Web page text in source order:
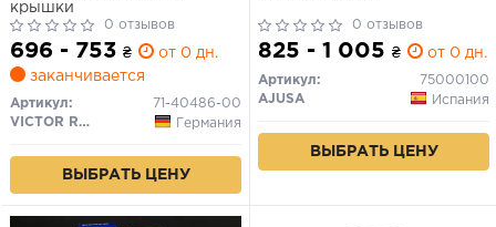
крышки
0 отзывов
696 - 753 ₴
от 0 дн.
заканчивается
Артикул:
71-40486-00
VICTOR REINZ
Германия
ВЫБРАТЬ ЦЕНУ
0 отзывов
825 - 1 005 ₴ от 0 дн.
Артикул:
75000100
AJUSA
Испания
ВЫБРАТЬ ЦЕНУ